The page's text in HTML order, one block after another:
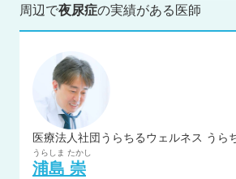
周辺で夜尿症の実績がある医師
医療法人社団うらちるウェルネス うら
うらしま たかし
浦島 崇